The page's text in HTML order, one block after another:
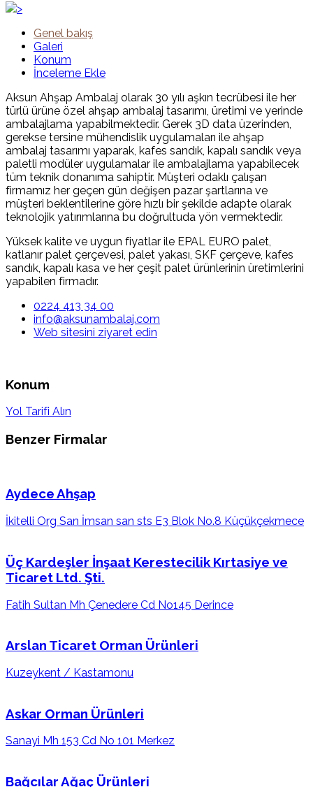
>
Genel bakış
Galeri
Konum
İnceleme Ekle
Aksun Ahşap Ambalaj olarak 30 yılı aşkın tecrübesi ile her
türlü ürüne özel ahşap ambalaj tasarımı, üretimi ve yerinde
ambalajlama yapabilmektedir. Gerek 3D data üzerinden,
gerekse tersine mühendislik uygulamaları ile ahşap
ambalaj tasarımı yaparak, kafes sandık, kapalı sandık veya
paletli modüler uygulamalar ile ambalajlama yapabilecek
tüm teknik donanıma sahiptir. Müşteri odaklı çalışan
firmamız her geçen gün değişen pazar şartlarına ve
müşteri beklentilerine göre hızlı bir şekilde adapte olarak
teknolojik yatırımlarına bu doğrultuda yön vermektedir.
Yüksek kalite ve uygun fiyatlar ile EPAL EURO palet,
katlanır palet çerçevesi, palet yakası, SKF çerçeve, kafes
sandık, kapalı kasa ve her çeşit palet ürünlerinin üretimlerini
yapabilen firmadır.
0224 413 34 00
info@aksunambalaj.com
Web sitesini ziyaret edin
Konum
Yol Tarifi Alın
Benzer Firmalar
Aydece Ahşap
İkitelli Org San İmsan san sts E3 Blok No.8 Küçükçekmece
Üç Kardeşler İnşaat Kerestecilik Kırtasiye ve
Ticaret Ltd. Şti.
Fatih Sultan Mh Çenedere Cd No145 Derince
Arslan Ticaret Orman Ürünleri
Kuzeykent / Kastamonu
Askar Orman Ürünleri
Sanayi Mh 153 Cd No 101 Merkez
Bağcılar Ağaç Ürünleri